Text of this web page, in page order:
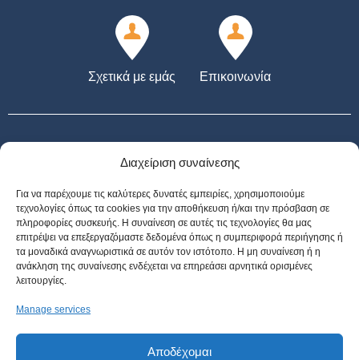
Διαχείριση συναίνεσης
Για να παρέχουμε τις καλύτερες δυνατές εμπειρίες, χρησιμοποιούμε
τεχνολογίες όπως τα cookies για την αποθήκευση ή/και την πρόσβαση σε
πληροφορίες συσκευής. Η συναίνεση σε αυτές τις τεχνολογίες θα μας
επιτρέψει να επεξεργαζόμαστε δεδομένα όπως η συμπεριφορά περιήγησης ή
τα μοναδικά αναγνωριστικά σε αυτόν τον ιστότοπο. Η μη συναίνεση ή η
ανάκληση της συναίνεσης ενδέχεται να επηρεάσει αρνητικά ορισμένες
λειτουργίες.
Manage services
Αποδέχομαι
Σχετικά με εμάς Επικοινωνία
21+ | ΑΡΜΟΔΙΟΣ ΡΥΘΜΙΣΤΗΣ ΕΕΕΠ | ΚΙΝΔΥΝΟΣ ΕΘΙΣΜΟΥ & ΑΠΩΛΕΙΑΣ
ΠΕΡΙΟΥΣΙΑΣ | ΕΟΠΑΕ – ΓΡΑΜΜΗ ΣΥΜΒΟΥΛΕΥΤΙΚΗΣ: 1114 | ΠΑΙΞΕ
ΥΠΕΥΘΥΝΑ | *Για όλες τις Προσφορές: Ισχύουν όροι και προϋποθέσεις
Όροι Χρήσης & Χρήση Cookies | StoiximaWeb